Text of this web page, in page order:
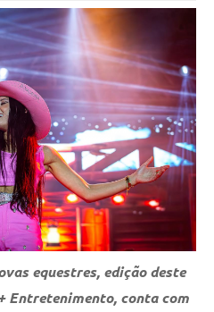
equestres, edição deste
Entretenimento, conta com